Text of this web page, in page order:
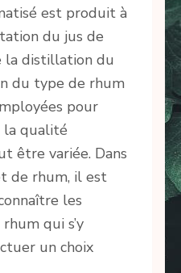
est produit à
du jus de
la distillation du
du type de rhum
pour
la qualité
être variée. Dans
de rhum, il est
les
qui s’y
un choix